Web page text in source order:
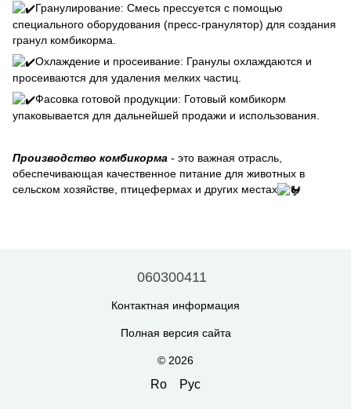
Гранулирование: Смесь прессуется с помощью
специального оборудования (пресс-гранулятор) для создания
гранул комбикорма.
Охлаждение и просеивание: Гранулы охлаждаются и
просеиваются для удаления мелких частиц.
Фасовка готовой продукции: Готовый комбикорм
упаковывается для дальнейшей продажи и использования.
Производство комбикорма - это важная отрасль,
обеспечивающая качественное питание для животных в
сельском хозяйстве, птицефермах и других местах
060300411
Контактная информация
Полная версия сайта
© 2026
Ro Рус